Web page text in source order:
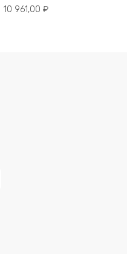
10 961,00 ₽